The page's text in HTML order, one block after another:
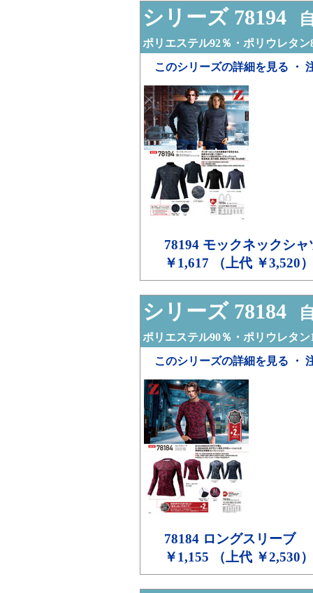
シリーズ 78194
ポリエステル92％・ポリウレタン
このシリーズの詳細を見る ・
78194 モックネックシャ
￥1,617 （上代 ￥3,520）
シリーズ 78184
ポリエステル90％・ポリウレタン
このシリーズの詳細を見る ・
78184 ロングスリーブ
￥1,155 （上代 ￥2,530）